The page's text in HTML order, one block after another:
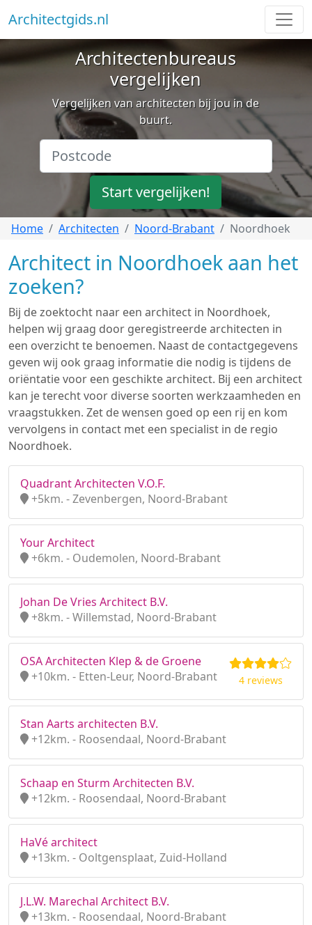
Architectgids.nl
Architectenbureaus
vergelijken
Vergelijken van architecten bij jou in de
buurt.
Start vergelijken!
Home Architecten Noord-Brabant Noordhoek
Architect in Noordhoek aan het
zoeken?
Bij de zoektocht naar een architect in Noordhoek,
helpen wij graag door geregistreerde architecten in
een overzicht te benoemen. Naast de contactgegevens
geven wij ook graag informatie die nodig is tijdens de
oriëntatie voor een geschikte architect. Bij een architect
kan je terecht voor diverse soorten werkzaamheden en
vraagstukken. Zet de wensen goed op een rij en kom
vervolgens in contact met een specialist in de regio
Noordhoek.
Quadrant Architecten V.O.F.
+5km. - Zevenbergen, Noord-Brabant
Your Architect
+6km. - Oudemolen, Noord-Brabant
Johan De Vries Architect B.V.
+8km. - Willemstad, Noord-Brabant
OSA Architecten Klep & de Groene
+10km. - Etten-Leur, Noord-Brabant
4 reviews
Stan Aarts architecten B.V.
+12km. - Roosendaal, Noord-Brabant
Schaap en Sturm Architecten B.V.
+12km. - Roosendaal, Noord-Brabant
HaVé architect
+13km. - Ooltgensplaat, Zuid-Holland
J.L.W. Marechal Architect B.V.
+13km. - Roosendaal, Noord-Brabant